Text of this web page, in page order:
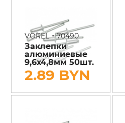
VOREL•70490
Заклепки
алюминиевые
9,6х4,8мм 50шт.
2.89 BYN